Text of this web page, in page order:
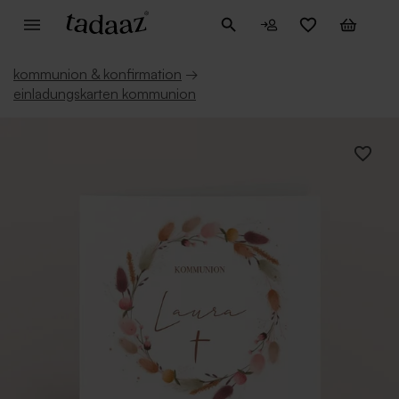
kommunion & konfirmation →
einladungskarten kommunion